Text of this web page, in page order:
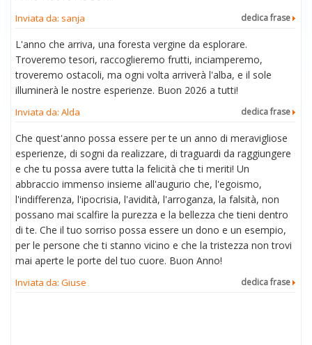
Inviata da: sanja dedica frase
L'anno che arriva, una foresta vergine da esplorare.
Troveremo tesori, raccoglieremo frutti, inciamperemo,
troveremo ostacoli, ma ogni volta arriverà l'alba, e il sole
illuminerà le nostre esperienze. Buon 2026 a tutti!
Inviata da: Alda dedica frase
Che quest'anno possa essere per te un anno di meravigliose
esperienze, di sogni da realizzare, di traguardi da raggiungere
e che tu possa avere tutta la felicità che ti meriti! Un
abbraccio immenso insieme all'augurio che, l'egoismo,
l'indifferenza, l'ipocrisia, l'avidità, l'arroganza, la falsità, non
possano mai scalfire la purezza e la bellezza che tieni dentro
di te. Che il tuo sorriso possa essere un dono e un esempio,
per le persone che ti stanno vicino e che la tristezza non trovi
mai aperte le porte del tuo cuore. Buon Anno!
Inviata da: Giuse dedica frase